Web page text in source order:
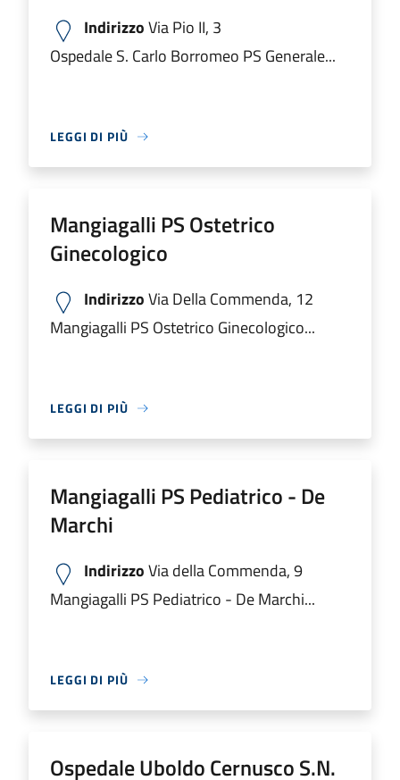
IndirizzoVia Pio II, 3
Ospedale S. Carlo Borromeo PS Generale...
LEGGI DI PIÙ
Mangiagalli PS Ostetrico
Ginecologico
IndirizzoVia Della Commenda, 12
Mangiagalli PS Ostetrico Ginecologico...
LEGGI DI PIÙ
Mangiagalli PS Pediatrico - De
Marchi
IndirizzoVia della Commenda, 9
Mangiagalli PS Pediatrico - De Marchi...
LEGGI DI PIÙ
Ospedale Uboldo Cernusco S.N.